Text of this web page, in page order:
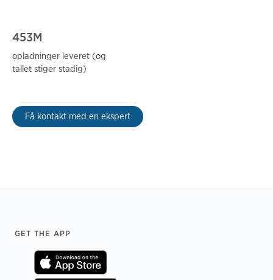
453M
opladninger leveret (og
tallet stiger stadig)
Få kontakt med en ekspert
Footer
GET THE APP